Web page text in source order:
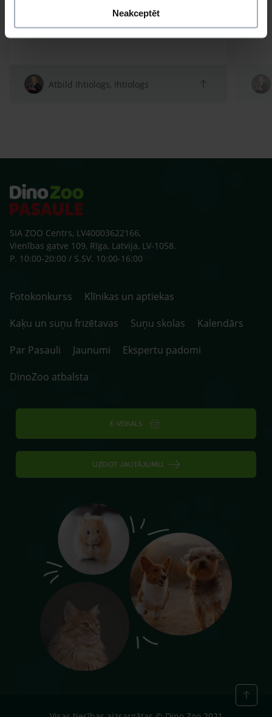
Neakceptēt
Atbild Ihtiologs, Ihtiologs
SIA ZOO Centrs, LV40003622166,
Vienības gatve 109, Rīga, Latvija, LV-1058.
P. 10:00-20:00 / S.SV. 10:00-16:00
Fotokonkurss
Klīnikas un aptiekas
Kaķu un suņu frizētavas
Suņu skolas
Kalendārs
Par Pasauli
Jaunumi
Ekspertu padomi
DinoZoo atbalsta
E-VEIKALS
UZDOT JAUTĀJUMU